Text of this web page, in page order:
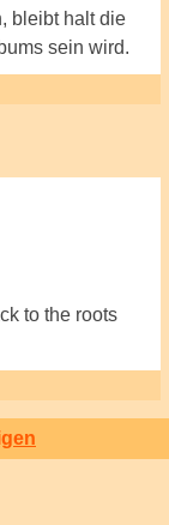
bleibt halt die
sein wird.
to the roots